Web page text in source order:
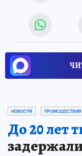
НОВОСТИ ПРОИСШЕСТВИЯ
До 20 лет